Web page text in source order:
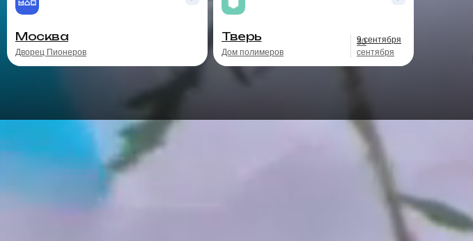
Дворец Пионеров
Москва
30
сентября
9 сентября
Дом полимеров
Тверь